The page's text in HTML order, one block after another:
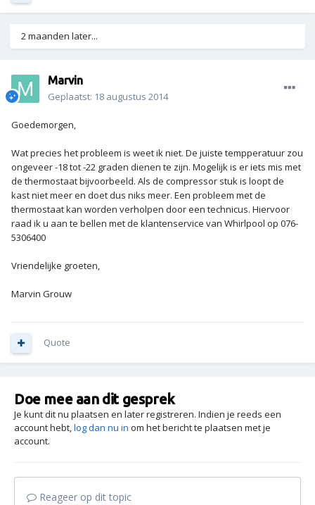
2 maanden later...
Marvin
Geplaatst: 18 augustus 2014
Goedemorgen,
Wat precies het probleem is weet ik niet. De juiste tempperatuur zou
ongeveer -18 tot -22 graden dienen te zijn. Mogelijk is er iets mis met
de thermostaat bijvoorbeeld. Als de compressor stuk is loopt de
kast niet meer en doet dus niks meer. Een probleem met de
thermostaat kan worden verholpen door een technicus. Hiervoor
raad ik u aan te bellen met de klantenservice van Whirlpool op 076-
5306400
Vriendelijke groeten,
Marvin Grouw
Quote
Doe mee aan dit gesprek
Je kunt dit nu plaatsen en later registreren. Indien je reeds een
account hebt,log dan nu in om het bericht te plaatsen met je
account.
Reageer op dit topic